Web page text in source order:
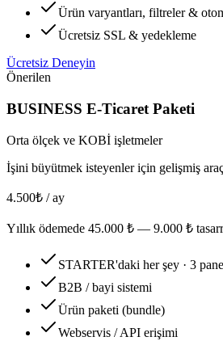
Ürün varyantları, filtreler &
Ücretsiz SSL & yedekleme
Ücretsiz Deneyin
Önerilen
BUSINESS E-Ticaret Paketi
Orta ölçek ve KOBİ işletmeler
İşini büyütmek isteyenler için gelişmiş
4.500₺ / ay
Yıllık ödemede 45.000 ₺ — 9.000 ₺
STARTER'daki her şey · 3
B2B / bayi sistemi
Ürün paketi (bundle)
Webservis / API erişimi